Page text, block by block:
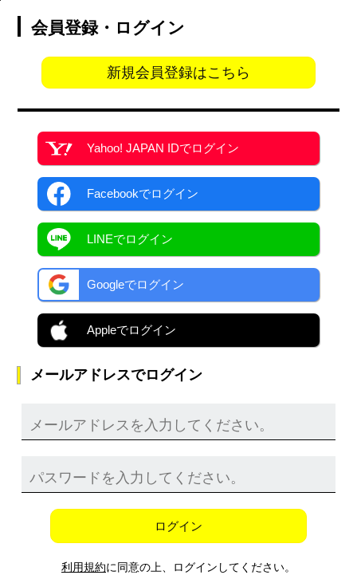
会員登録・ログイン
新規会員登録はこちら
Yahoo! JAPAN IDでログイン
Facebookでログイン
LINEでログイン
Googleでログイン
Appleでログイン
メールアドレスでログイン
ログイン
利用規約に同意の上、ログインしてください。